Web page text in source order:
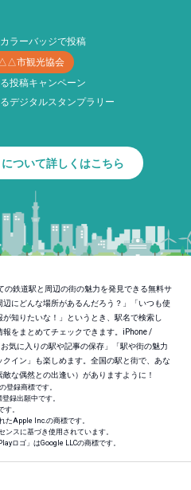
ラーバッジで投稿
市観光協会
投稿キャンペーン
デジタルスタンプラリー
ついて詳しくはこちら
の鉄道駅と周辺の街の魅力を発見できる無料サ
にどんな場所があるんだろう？」「いつも使
知りたいな！」というとき、駅名で検索し
をまとめてチェックできます。iPhone /
気に入りの駅や記事の保存」「駅や街の魅力
イン」も楽しめます。全国の駅と街で、あな
な偶然との出逢い）がありますように！
登録商標です。
録出願中です。
す。
たApple Inc.の商標です。
ンスに基づき使用されています。
ロゴ」はGoogle LLCの商標です。